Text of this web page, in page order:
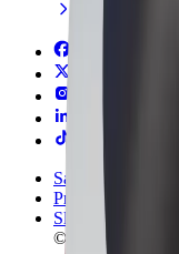
Sąlygos
Privatumas
Slapukai
© 2026 Bolt